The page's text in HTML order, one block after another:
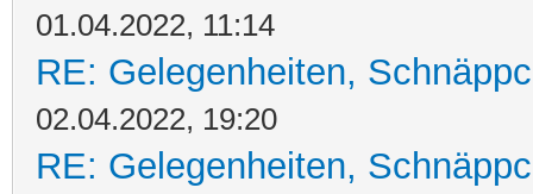
01.04.2022, 11:14
RE: Gelegenheiten,
02.04.2022, 19:20
RE: Gelegenheiten,